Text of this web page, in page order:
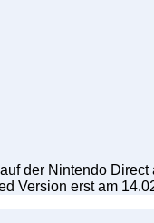
der Nintendo Direct
Version erst am